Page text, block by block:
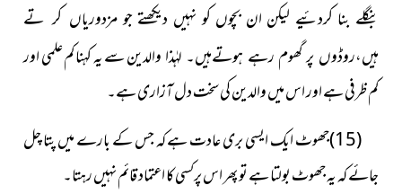
بنگلے بنا کردئیے لیکن ان بچوں کو نہیں دیکھتے جومزدوریاں کر تے
ہیں،روڈوں پر گھوم رہے ہوتےہیں۔ لہٰذا والدینسے یہ کہنا کم علمی اور
کم ظرفی ہے اور اس میں والدین کی سخت دل آزاری ہے۔
(15)جھوٹ ایک ایسی بری عادت ہے کہ جس کے بارے
میں پتا چل
جائے کہ یہ جھوٹ بولتا ہے تو پھر اس پرکسی کا اعتماد قائم نہیں رہتا۔